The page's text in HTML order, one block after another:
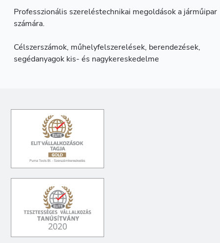
Professzionális szereléstechnikai megoldások a járműipar
számára.
Célszerszámok, műhelyfelszerelések, berendezések,
segédanyagok kis- és nagykereskedelme